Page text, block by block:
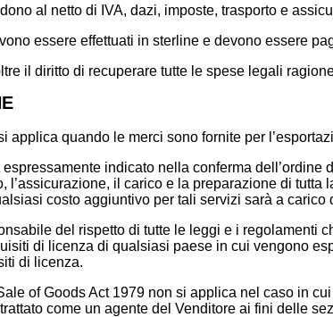
al netto di IVA, dazi, imposte, trasporto e
essere effettuati in sterline e devono essere
il diritto di recuperare tutte le spese legali
applica quando le merci sono fornite per
indicato nella conferma
l’assicurazione, il carico e la preparazione di
costo aggiuntivo per tali servizi sarà a carico
del rispetto di tutte le leggi e i
di licenza di qualsiasi paese in cui vengono
di licenza.
of Goods Act 1979 non si applica nel caso in
come un agente del Venditore ai fini delle